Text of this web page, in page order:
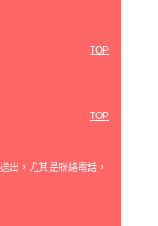
TOP
TOP
出，尤其是聯絡電話，